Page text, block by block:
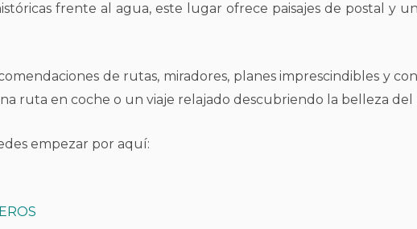
frente al agua, este lugar ofrece paisajes de postal y
de rutas, miradores, planes imprescindibles y
ruta en coche o un viaje relajado descubriendo la belleza
empezar por aquí: